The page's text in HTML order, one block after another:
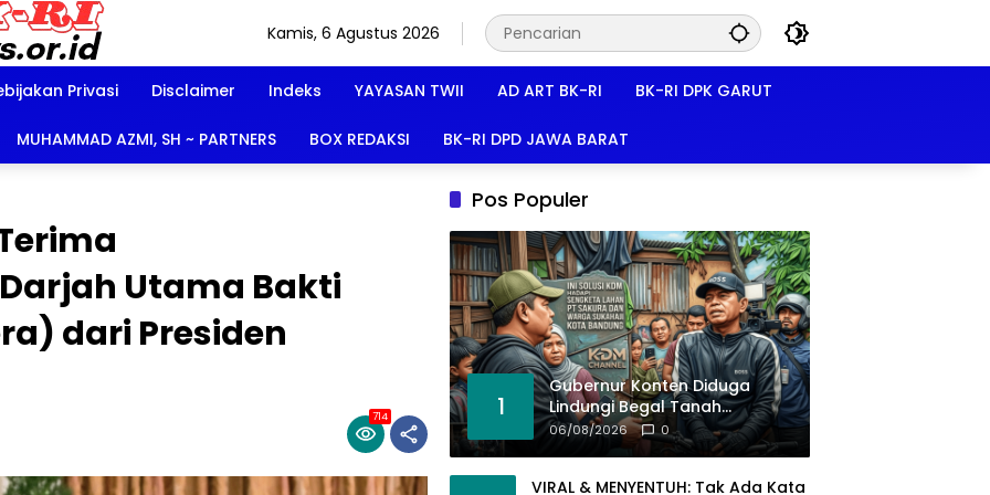
Kamis, 6 Agustus 2026
Privasi Disclaimer Indeks YAYASAN TWII AD ART BK-RI BK-RI DPK GARUT
MUHAMMAD AZMI, SH ~ PARTNERS BOX REDAKSI BK-RI DPD JAWA BARAT
Utama Bakti
dari Presiden
714
Pos Populer
1
Gubernur Konten Diduga
Lindungi Begal Tanah
Pasirkoja, BK-RI Buka Suara!
06/08/2026 0
VIRAL & MENYENTUH: Tak Ada Kata